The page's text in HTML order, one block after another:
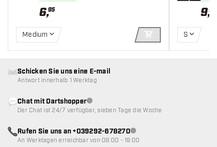
6,95
Medium
IN DEN
9,95
S
Schicken Sie uns eine E-mail
Antwort innerhalb 1 Werktag
Chat mit DartshopperKundenservice nicht verfügbar
Der Chat ist 24/7 verfügbar, sieben Tage die Woche
Rufen Sie uns an +039292-678270Kundenservice nicht
An Werktagen erreichbar von 08:00 - 19:00